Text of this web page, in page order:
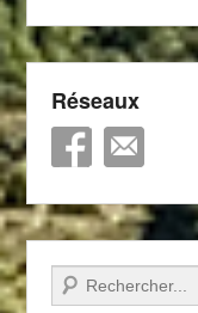
Réseaux
Recherche